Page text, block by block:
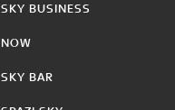
SKY BUSINESS
NOW
SKY BAR